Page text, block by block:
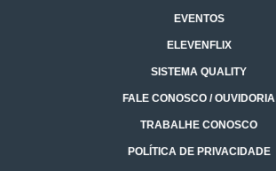
EVENTOS
ELEVENFLIX
SISTEMA QUALITY
FALE CONOSCO / OUVIDORIA
TRABALHE CONOSCO
POLÍTICA DE PRIVACIDADE